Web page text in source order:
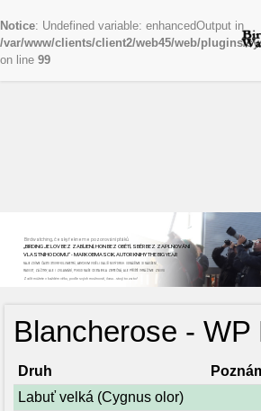
Notice: Undefined variable: enhancedOutput in
/var/www/clients/client2/web45/web/plugins/
on line 99
Birdwatching, česky řekneme pozorování ptáků
„BIRDING JE LOV BEZ ZABÍJENÍ, HON BEZ OBĚTÍ, SBĚR BEZ ZAPLŇOVÁNÍ
VLASTNÍHO DOMU“ - MARK OBMASCIK, AUTOR KNIHY THE BIG YEAR
NAJEZDÍME ČASTO STOVKY KILOMETRŮ, ABYCHOM VIDĚLI DALŠÍ NOVÝ DRUH. ODNÁŠÍME SI NADŠENÍ,
RADOST, ZÁŽITKY, ALE I ZKLAMÁNÍ, POKUD NAŠE CESTA BYLA ZBYTEČNÁ, ALE PŘÍŠTĚ VYRÁŽÍME ZNOVU
Začít můžete v každém věku, podle svých možností, času...stojí to za to!
Blancherose - WP
Druh
Labuť velká (Cygnus olor)